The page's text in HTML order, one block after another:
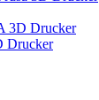
3D Drucker
Drucker